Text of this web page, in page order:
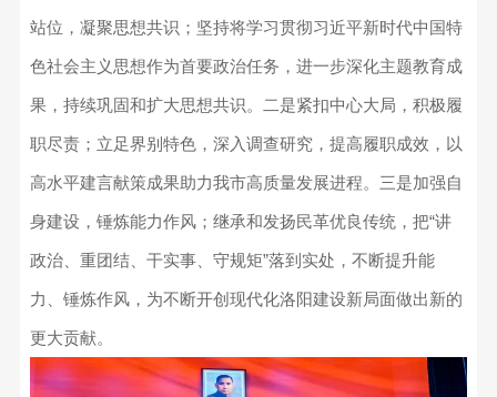
站位，凝聚思想共识；坚持将学习贯彻习近平新时代中国特
色社会主义思想作为首要政治任务，进一步深化主题教育成
果，持续巩固和扩大思想共识。二是紧扣中心大局，积极履
职尽责；立足界别特色，深入调查研究，提高履职成效，以
高水平建言献策成果助力我市高质量发展进程。三是加强自
身建设，锤炼能力作风；继承和发扬民革优良传统，把“讲
政治、重团结、干实事、守规矩”落到实处，不断提升能
力、锤炼作风，为不断开创现代化洛阳建设新局面做出新的
更大贡献。